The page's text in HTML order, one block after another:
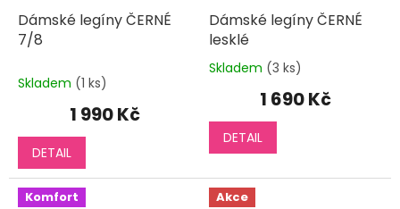
Dámské legíny ČERNÉ
7/8
Skladem (1 ks)
1 990 Kč
DETAIL
Dámské legíny ČERNÉ
lesklé
Průměrné
produktu
je
4,0
z
hvězdiček.
Skladem (3 ks)
1 690 Kč
DETAIL
Komfort
Akce